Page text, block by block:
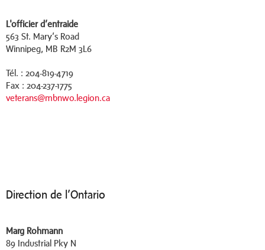
L'officier d’entraide
563 St. Mary’s Road
Winnipeg, MB R2M 3L6
Tél. : 204-819-4719
Fax : 204-237-1775
veterans@mbnwo.legion.ca
Direction de l’Ontario
Marg Rohmann
89 Industrial Pky N